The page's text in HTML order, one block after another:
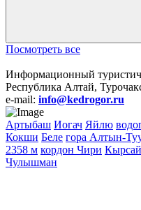
Посмотреть все
Информационный
Республика Алтай,
e-mail: info@kedrogor.ru
Артыбаш Иогач Яйлю
Кокши Беле гора Алтын-
2358 м кордон Чири Кырсай
Чулышман